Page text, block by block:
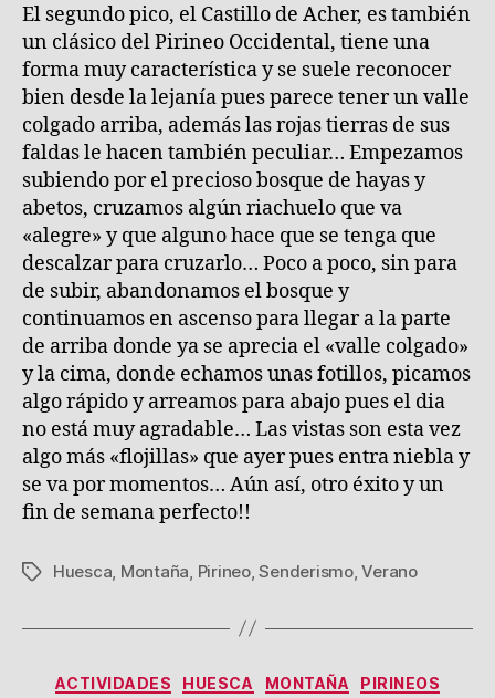
El segundo pico, el Castillo de Acher, es también
un clásico del Pirineo Occidental, tiene una
forma muy característica y se suele reconocer
bien desde la lejanía pues parece tener un valle
colgado arriba, además las rojas tierras de sus
faldas le hacen también peculiar… Empezamos
subiendo por el precioso bosque de hayas y
abetos, cruzamos algún riachuelo que va
«alegre» y que alguno hace que se tenga que
descalzar para cruzarlo… Poco a poco, sin para
de subir, abandonamos el bosque y
continuamos en ascenso para llegar a la parte
de arriba donde ya se aprecia el «valle colgado»
y la cima, donde echamos unas fotillos, picamos
algo rápido y arreamos para abajo pues el dia
no está muy agradable… Las vistas son esta vez
algo más «flojillas» que ayer pues entra niebla y
se va por momentos… Aún así, otro éxito y un
fin de semana perfecto!!
Etiquetas
Huesca Montaña Pirineo,Senderismo,Verano
Categorías
ACTIVIDADES HUESCA MONTAÑA
PIRINEOS